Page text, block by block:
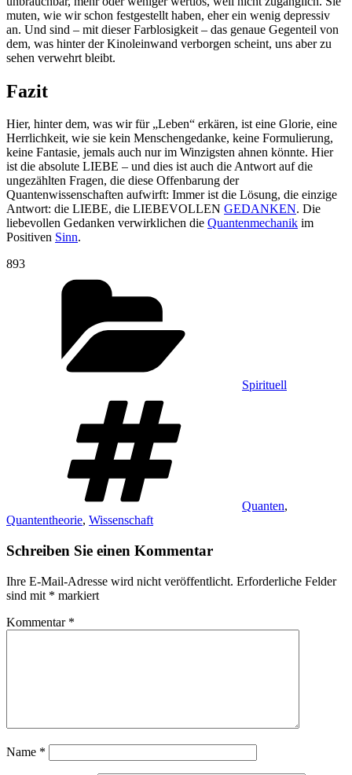
muten, wie wir schon festgestellt haben, eher ein wenig depressiv
an. Und sind – mit dieser Farblosigkeit – das genaue Gegenteil von
dem, was hinter der Kinoleinwand verborgen scheint, uns aber zu
sehen verwehrt bleibt.
Fazit
Hier, hinter dem, was wir für „Leben“ erkären, ist eine Glorie, eine
Herrlichkeit, wie sie kein Menschengedanke, keine Formulierung,
keine Fantasie, jemals auch nur im Winzigsten ahnen könnte. Hier
ist die absolute LIEBE – und dies ist auch die Antwort auf die
ungezählten Fragen, die diese Offenbarung der
Quantenwissenschaften aufwirft: Immer ist die Lösung, die einzige
Antwort: die LIEBE, die LIEBEVOLLEN GEDANKEN. Die
liebevollen Gedanken verwirklichen die Quantenmechanik im
Positiven Sinn.
893
Spirituell
Quanten,
Quantentheorie, Wissenschaft
Schreiben Sie einen Kommentar
Ihre E-Mail-Adresse wird nicht veröffentlicht. Erforderliche Felder
sind mit * markiert
Kommentar *
Name *